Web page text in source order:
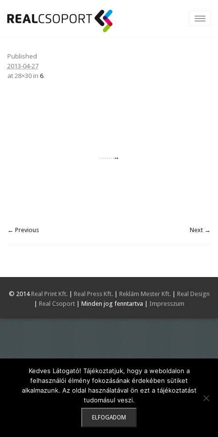
Published
2013-04-27
at 28×30 in 6.
← Previous Next →
© 2014 Real Print Kft.| Real Press Kft.| Reklám Mester Kft.| Real Design
| Real Csoport| Minden jog fenntartva | Impresszum
Kedves Látogató! Tájékoztatjuk, hogy a weboldalon a
felhasználói élmény fokozásának érdekében sütiket
alkalmazunk. Az oldal használatával ön ezt a tájékoztatást
tudomásul veszi.
ELFOGADOM